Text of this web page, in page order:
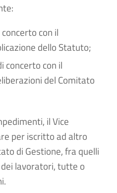
con il
dello Statuto;
concerto con il
del Comitato
il Vice
per iscritto ad altro
di Gestione, fra quelli
lavoratori, tutte o